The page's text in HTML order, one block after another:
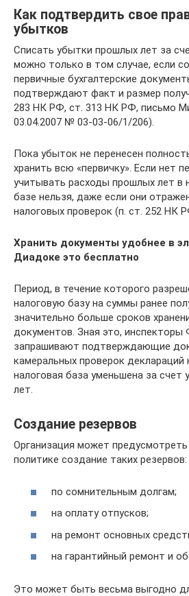
Как подтвердить свое
убытков
Списать убытки прошлых лет за
можно только в том случае, если
первичные бухгалтерские
подтверждают факт и размер
283 НК РФ, ст. 313 НК РФ, письмо
03.04.2007 № 03-03-06/1/206).
Пока убыток не перенесен
хранить всю «первичку». Если нет
учитывать расходы прошлых лет в
базе нельзя, даже если они
налоговых проверок (п. ст. 252 НК
Хранить документы удобнее в
Диадоке это бесплатно
Период, в течение которого
налоговую базу на суммы ранее
значительно больше сроков
документов. Зная это,
запрашивают подтверждающие
камеральных проверок деклараций
налоговая база уменьшена за
лет.
Создание резервов
Организация может предусмотреть
политике создание таких резервов:
по сомнительным долгам;
на оплату отпусков;
на ремонт основных
на гарантийный ремонт и
Это может быть весьма выгодно